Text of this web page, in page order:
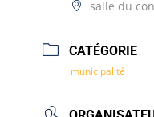
salle du
CATÉGORIE
municipalité